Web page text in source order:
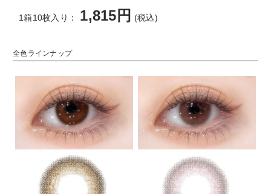
1箱10枚入り： 1,815円 (税込)
全色ラインナップ